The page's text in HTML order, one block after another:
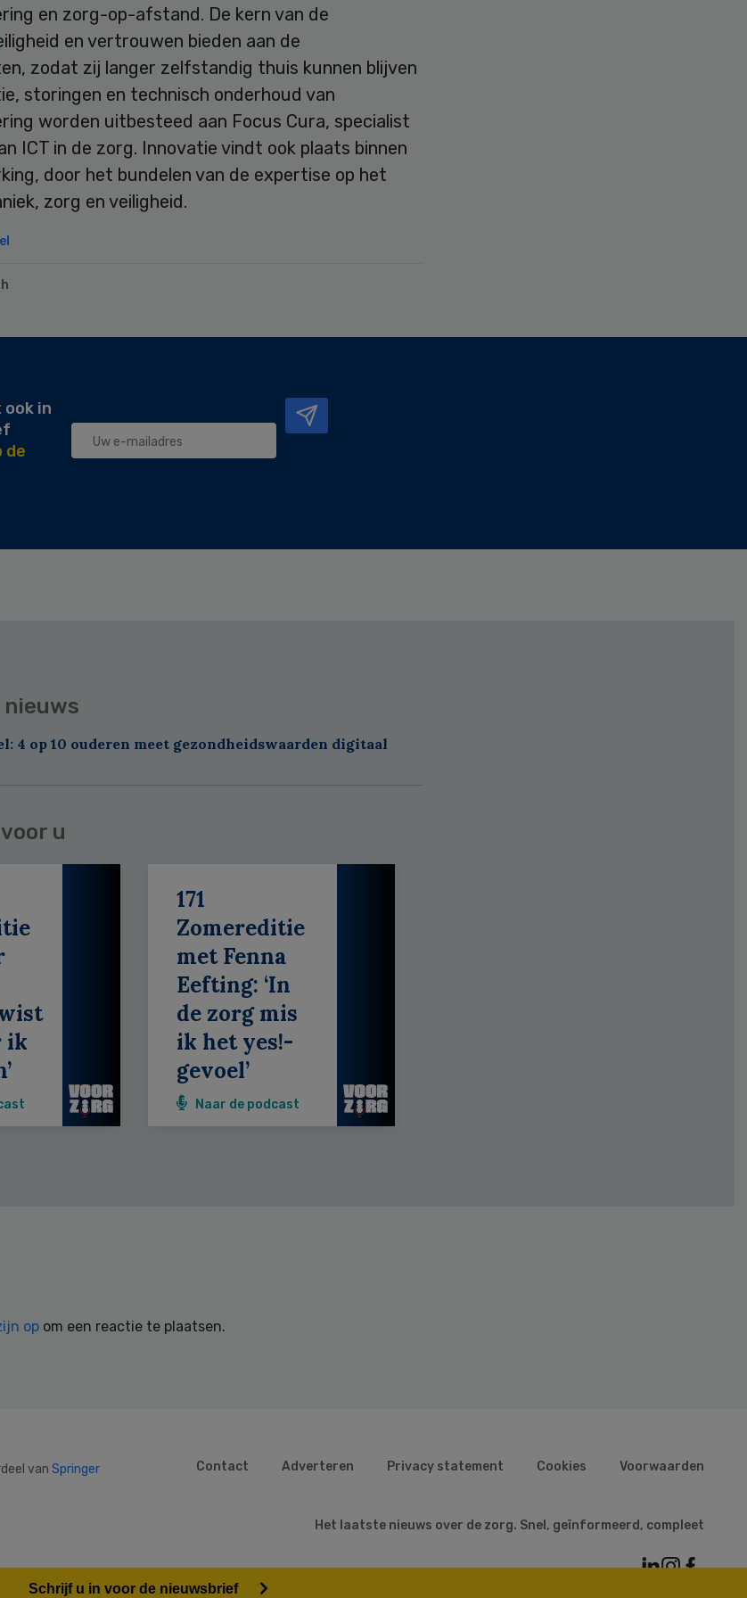
en zorg-op-afstand. De kern van de
en vertrouwen bieden aan de
zodat zij langer zelfstandig thuis kunnen blijven
storingen en technisch onderhoud van
worden uitbesteed aan Focus Cura, specialist
ICT in de zorg. Innovatie vindt ook plaats binnen
door het bundelen van de expertise op het
zorg en veiligheid.
in
de
4 op 10 ouderen meet gezondheidswaarden digitaal
u
ik
171
Zomereditie
met Fenna
Eefting: ‘In
de zorg mis
ik het yes!-
gevoel’
Naar de podcast
op om een reactie te plaatsen.
van Springer
Contact Adverteren Privacy statement Cookies Voorwaarden
Het laatste nieuws over de zorg. Snel, geïnformeerd, compleet
Schrijf u in voor de nieuwsbrief